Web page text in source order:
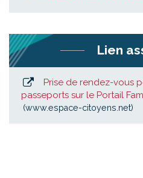
Lien
Prise de rendez-vous
passeports sur le Portail
www.espace-citoyens.net